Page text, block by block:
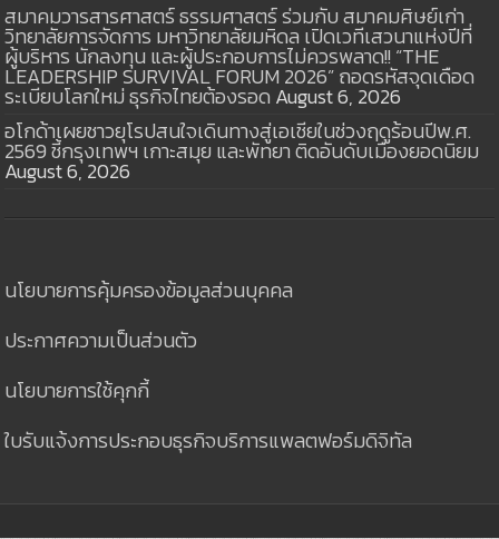
สมาคมวารสารศาสตร์ ธรรมศาสตร์ ร่วมกับ สมาคมศิษย์เก่า
วิทยาลัยการจัดการ มหาวิทยาลัยมหิดล เปิดเวทีเสวนาแห่งปีที่
ผู้บริหาร นักลงทุน และผู้ประกอบการไม่ควรพลาด!! “THE
LEADERSHIP SURVIVAL FORUM 2026” ถอดรหัสจุดเดือด
ระเบียบโลกใหม่ ธุรกิจไทยต้องรอด August 6, 2026
อโกด้าเผยชาวยุโรปสนใจเดินทางสู่เอเชียในช่วงฤดูร้อนปีพ.ศ.
2569 ชี้กรุงเทพฯ เกาะสมุย และพัทยา ติดอันดับเมืองยอดนิยม
August 6, 2026
นโยบายการคุ้มครองข้อมูลส่วนบุคคล
ประกาศความเป็นส่วนตัว
นโยบายการใช้คุกกี้
ใบรับแจ้งการประกอบธุรกิจบริการแพลตฟอร์มดิจิทัล